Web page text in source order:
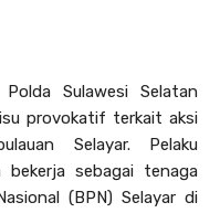
Sulawesi Selatan
provokatif terkait aksi
Selayar. Pelaku
sebagai tenaga
(BPN) Selayar di